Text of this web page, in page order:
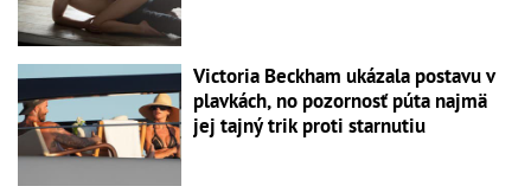
Victoria Beckham ukázala postavu v
plavkách, no pozornosť púta najmä
jej tajný trik proti starnutiu